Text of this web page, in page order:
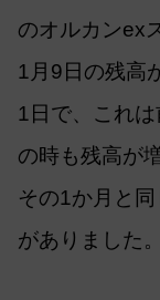
のオルカンex
1月9日の残高
1日で、これ
の時も残高が
その1か月と
がありました。